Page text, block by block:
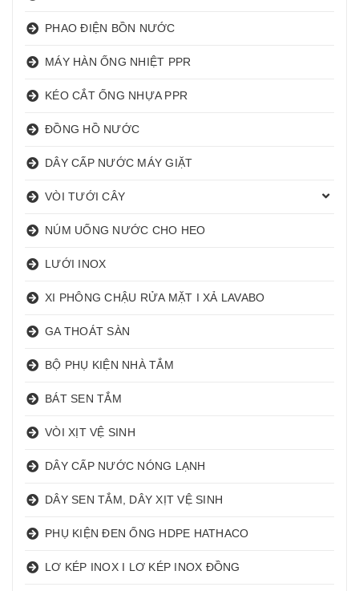
PHAO ĐIỆN BỒN NƯỚC
MÁY HÀN ỐNG NHIỆT PPR
KÉO CẮT ỐNG NHỰA PPR
ĐỒNG HỒ NƯỚC
DÂY CẤP NƯỚC MÁY GIẶT
VÒI TƯỚI CÂY
NÚM UỐNG NƯỚC CHO HEO
LƯỚI INOX
XI PHÔNG CHẬU RỬA MẶT I XẢ LAVABO
GA THOÁT SÀN
BỘ PHỤ KIỆN NHÀ TẮM
BÁT SEN TẮM
VÒI XỊT VỆ SINH
DÂY CẤP NƯỚC NÓNG LẠNH
DÂY SEN TẮM, DÂY XỊT VỆ SINH
PHỤ KIỆN ĐEN ỐNG HDPE HATHACO
LƠ KÉP INOX I LƠ KÉP INOX ĐỒNG